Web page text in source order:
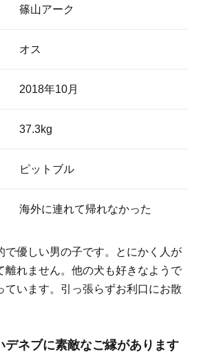
篠山アーク
オス
2018年10月
37.3kg
ピットブル
海外に連れて帰れなかった
で優しい男の子です。とにかく人が
離れません。他の犬も好きなようで
ています。引っ張らずお利口にお散
デネブに素敵なご縁があります